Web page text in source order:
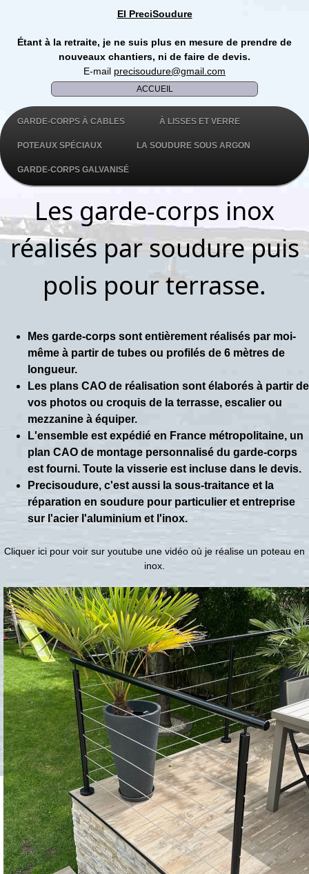
EI PreciSoudure
Étant à la retraite, je ne suis plus en mesure de prendre de
nouveaux chantiers, ni de faire de devis.
E-mail precisoudure@gmail.com
ACCUEIL
GARDE-CORPS À CABLES À LISSES ET VERRE
POTEAUX SPÉCIAUX LA SOUDURE SOUS ARGON
GARDE-CORPS GALVANISÉ
Les garde-corps inox
réalisés par soudure puis
polis pour terrasse.
Mes garde-corps sont entièrement réalisés par moi-
même à partir de tubes ou profilés de 6 mètres de
longueur.
Les plans CAO de réalisation sont élaborés à partir de
vos photos ou croquis de la terrasse, escalier ou
mezzanine à équiper.
L'ensemble est expédié en France métropolitaine, un
plan CAO de montage personnalisé du garde-corps
est fourni. Toute la visserie est incluse dans le devis.
Precisoudure, c'est aussi la sous-traitance et la
réparation en soudure pour particulier et entreprise
sur l'acier l'aluminium et l'inox.
Cliquer ici pour voir sur youtube une vidéo où je réalise un poteau en
inox.